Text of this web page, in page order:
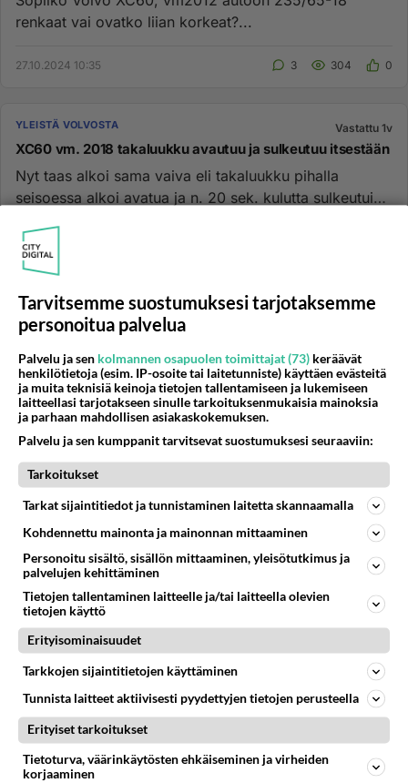
renkaat vai ovatko liian korkeat?...
27.10.2024 10:35 3 304 0
YLEISTÄ VOLVOSTA Vastattu 1v
XC60 vm. 2018 takaluukku avautuu ja sulkeutuu itsestään
Nyt taas alkoi sama vaiva eli takaluukku pihalla
seisoessa alkoi avatua ja n. 20 sek. kulutta sulkeutui
03.11.2024 13:36
YLEISTÄ VOLVOSTA Vastattu 1v
Jarrunesteen vaihtoväli
Volvossani vm. 2018 on jarrunesteen vaihtoväli
30000km. Jarrunestesäiliössä ei ole enää reikää, josta
ilma vaihtuu vaan ...
08.11.2024 16:07
YLEISTÄ VOLVOSTA
Hybridivolvon neliveto, sähköinen takamoottori
Jos omistat tällaisen niin kannattaa katsoa tää video:
https://www.youtube.com/watch?v=gtZk54e5DWk...
05.12.2024 18:29 1
YLEISTÄ VOLVOSTA Vastattu 1v
Miksi farkkuvolvoa pidetään muualla kotiäitien autona?
Meillä Volvo on tosimiesten auto. Mikään ei ole
miehekkäämpää kuin V70 diesel. Mutta mennään pois
pohjolasta niin se onk...
21.12.2024 11:41 6
Tarvitsemme suostumuksesi tarjotaksemme
personoitua palvelua
Palvelu ja sen kolmannen osapuolen toimittajat (73) keräävät
henkilötietoja (esim. IP-osoite tai laitetunniste) käyttäen evästeitä
ja muita teknisiä keinoja tietojen tallentamiseen ja lukemiseen
laitteellasi tarjotakseen sinulle tarkoituksenmukaisia mainoksia
ja parhaan mahdollisen asiakaskokemuksen.
Palvelu ja sen kumppanit tarvitsevat suostumuksesi seuraaviin:
Tarkoitukset
Tarkat sijaintitiedot ja tunnistaminen laitetta skannaamalla
Kohdennettu mainonta ja mainonnan mittaaminen
Personoitu sisältö, sisällön mittaaminen, yleisötutkimus ja
palvelujen kehittäminen
Tietojen tallentaminen laitteelle ja/tai laitteella olevien
tietojen käyttö
Erityisominaisuudet
Tarkkojen sijaintitietojen käyttäminen
Tunnista laitteet aktiivisesti pyydettyjen tietojen perusteella
Erityiset tarkoitukset
Tietoturva, väärinkäytösten ehkäiseminen ja virheiden
korjaaminen